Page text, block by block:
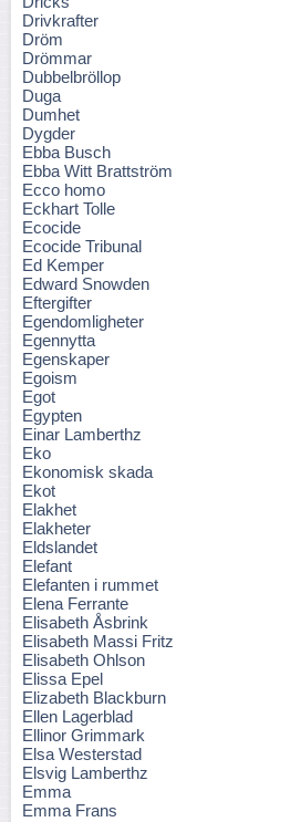
Drivkrafter
Dröm
Drömmar
Dubbelbröllop
Duga
Dumhet
Dygder
Ebba Busch
Ebba Witt Brattström
Ecco homo
Eckhart Tolle
Ecocide
Ecocide Tribunal
Ed Kemper
Edward Snowden
Eftergifter
Egendomligheter
Egennytta
Egenskaper
Egoism
Egot
Egypten
Einar Lamberthz
Eko
Ekonomisk skada
Ekot
Elakhet
Elakheter
Eldslandet
Elefant
Elefanten i rummet
Elena Ferrante
Elisabeth Åsbrink
Elisabeth Massi Fritz
Elisabeth Ohlson
Elissa Epel
Elizabeth Blackburn
Ellen Lagerblad
Ellinor Grimmark
Elsa Westerstad
Elsvig Lamberthz
Emma
Emma Frans